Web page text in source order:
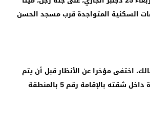
السكنية المتواجدة قرب مسجد الحسن
اختفى مؤخرا عن الأنظار قبل أن يتم
العثور عليه جثة هامدة داخل شقته بالإقامة رقم 5 بالمنطقة